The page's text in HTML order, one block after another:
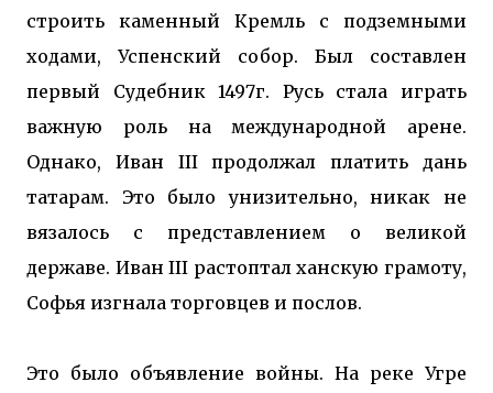
строить каменный Кремль с подземными
ходами, Успенский собор. Был составлен
первый Судебник 1497г. Русь стала играть
важную роль на международной арене.
Однако, Иван III продолжал платить дань
татарам. Это было унизительно, никак не
вязалось с представлением о великой
державе. Иван III растоптал ханскую грамоту,
Софья изгнала торговцев и послов.
Это было объявление войны. На реке Угре